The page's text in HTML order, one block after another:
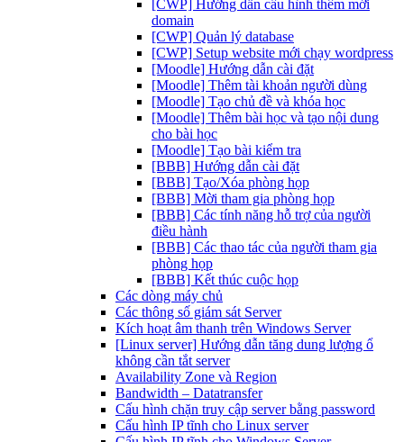
[CWP] Hướng dẫn cấu hình thêm mới
domain
[CWP] Quản lý database
[CWP] Setup website mới chạy wordpress
[Moodle] Hướng dẫn cài đặt
[Moodle] Thêm tài khoản người dùng
[Moodle] Tạo chủ đề và khóa học
[Moodle] Thêm bài học và tạo nội dung
cho bài học
[Moodle] Tạo bài kiểm tra
[BBB] Hướng dẫn cài đặt
[BBB] Tạo/Xóa phòng họp
[BBB] Mời tham gia phòng họp
[BBB] Các tính năng hỗ trợ của người
điều hành
[BBB] Các thao tác của người tham gia
phòng họp
[BBB] Kết thúc cuộc họp
Các dòng máy chủ
Các thông số giám sát Server
Kích hoạt âm thanh trên Windows Server
[Linux server] Hướng dẫn tăng dung lượng ổ
không cần tắt server
Availability Zone và Region
Bandwidth – Datatransfer
Cấu hình chặn truy cập server bằng password
Cấu hình IP tĩnh cho Linux server